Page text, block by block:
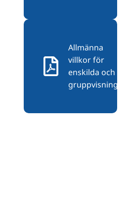
Allmänna
villkor för
enskilda och
gruppvisningar